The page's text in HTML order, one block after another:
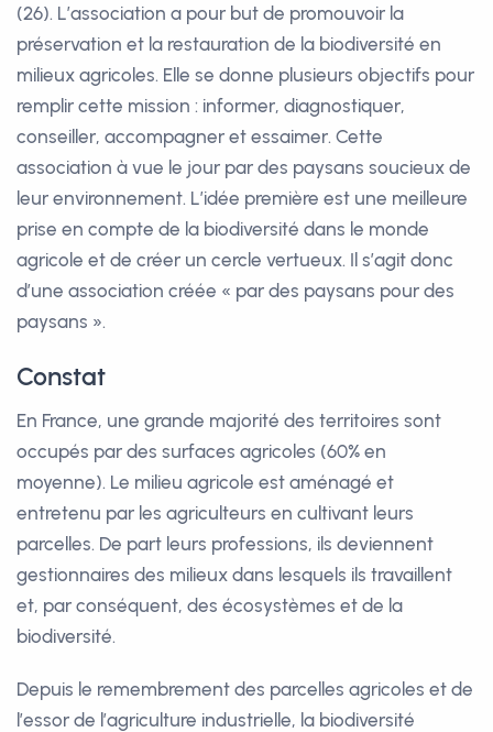
(26). L’association a pour but de promouvoir la
préservation et la restauration de la biodiversité en
milieux agricoles. Elle se donne plusieurs objectifs pour
remplir cette mission : informer, diagnostiquer,
conseiller, accompagner et essaimer. Cette
association à vue le jour par des paysans soucieux de
leur environnement. L’idée première est une meilleure
prise en compte de la biodiversité dans le monde
agricole et de créer un cercle vertueux. Il s’agit donc
d’une association créée « par des paysans pour des
paysans ».
Constat
En France, une grande majorité des territoires sont
occupés par des surfaces agricoles (60% en
moyenne). Le milieu agricole est aménagé et
entretenu par les agriculteurs en cultivant leurs
parcelles. De part leurs professions, ils deviennent
gestionnaires des milieux dans lesquels ils travaillent
et, par conséquent, des écosystèmes et de la
biodiversité.
Depuis le remembrement des parcelles agricoles et de
l’essor de l’agriculture industrielle, la biodiversité